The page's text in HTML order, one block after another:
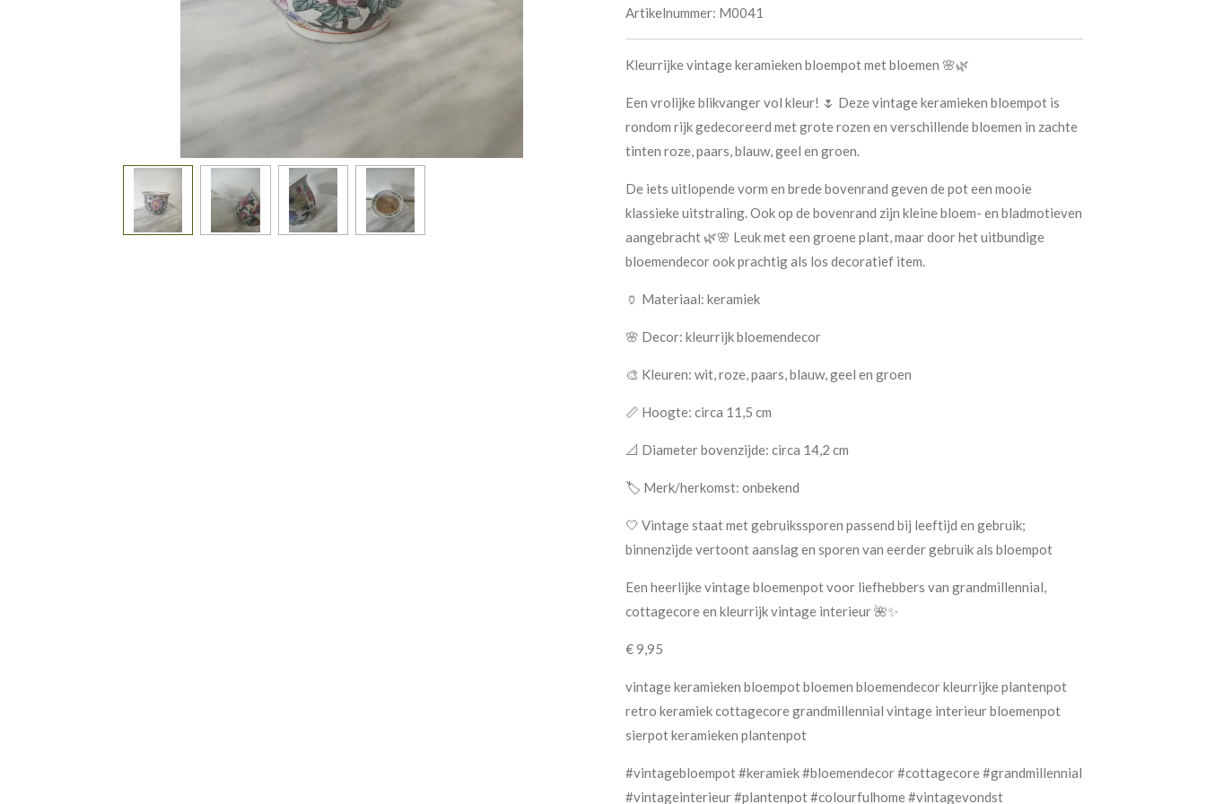
Artikelnummer: M0041
Kleurrijke vintage keramieken bloempot met bloemen 🌸🌿
Een vrolijke blikvanger vol kleur! 🌷 Deze vintage keramieken bloempot is
rondom rijk gedecoreerd met grote rozen en verschillende bloemen in zachte
tinten roze, paars, blauw, geel en groen.
De iets uitlopende vorm en brede bovenrand geven de pot een mooie
klassieke uitstraling. Ook op de bovenrand zijn kleine bloem- en bladmotieven
aangebracht 🌿🌸 Leuk met een groene plant, maar door het uitbundige
bloemendecor ook prachtig als los decoratief item.
🏺 Materiaal: keramiek
🌸 Decor: kleurrijk bloemendecor
🎨 Kleuren: wit, roze, paars, blauw, geel en groen
📏 Hoogte: circa 11,5 cm
📐 Diameter bovenzijde: circa 14,2 cm
🏷️ Merk/herkomst: onbekend
🤍 Vintage staat met gebruikssporen passend bij leeftijd en gebruik;
binnenzijde vertoont aanslag en sporen van eerder gebruik als bloempot
Een heerlijke vintage bloemenpot voor liefhebbers van grandmillennial,
cottagecore en kleurrijk vintage interieur 🌺✨
€ 9,95
vintage keramieken bloempot bloemen bloemendecor kleurrijke plantenpot
retro keramiek cottagecore grandmillennial vintage interieur bloemenpot
sierpot keramieken plantenpot
#vintagebloempot #keramiek #bloemendecor #cottagecore #grandmillennial
#vintageinterieur #plantenpot #colourfulhome #vintagevondst